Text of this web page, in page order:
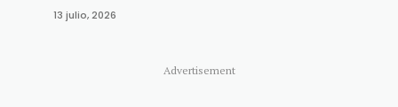
13 julio, 2026
Advertisement